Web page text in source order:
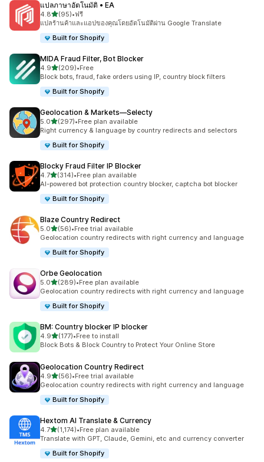
แปลภาษาอัตโนมัติ • EA
4.8เต็ม 5 ดาว
(95)
ทั้งหมด 95 รีวิว
•ฟรี
แปลร้านค้าและแอปของคุณโดยอัตโนมัติผ่าน Google Translate
Built for Shopify
MIDA Fraud Filter, Bot Blocker
4.9เต็ม 5 ดาว
(209)
ทั้งหมด 209 รีวิว
•Free
Block bots, fraud, fake orders using IP, country block filters
Built for Shopify
Geolocation & Markets—Selecty
5.0เต็ม 5 ดาว
(297)
ทั้งหมด 297 รีวิว
•Free plan available
Right currency & language by country redirects and selectors
Built for Shopify
Blocky Fraud Filter IP Blocker
4.7เต็ม 5 ดาว
(314)
ทั้งหมด 314 รีวิว
•Free plan available
AI-powered bot protection country blocker, captcha bot blocker
Built for Shopify
Blaze Country Redirect
5.0เต็ม 5 ดาว
(56)
ทั้งหมด 56 รีวิว
•Free trial available
Geolocation country redirects with right currency and language
Built for Shopify
Orbe Geolocation
5.0เต็ม 5 ดาว
(289)
ทั้งหมด 289 รีวิว
•Free plan available
Geolocation country redirects with right currency and language
Built for Shopify
BM: Country blocker IP blocker
4.9เต็ม 5 ดาว
(177)
ทั้งหมด 177 รีวิว
•Free to install
Block Bots & Block Country to Protect Your Online Store
Geolocation Country Redirect
4.9เต็ม 5 ดาว
(56)
ทั้งหมด 56 รีวิว
•Free trial available
Geolocation country redirects with right currency and language
Built for Shopify
Hextom AI Translate & Currency
4.7เต็ม 5 ดาว
(1,174)
ทั้งหมด 1174 รีวิว
•Free plan available
Translate with GPT, Claude, Gemini, etc and currency converter
Built for Shopify